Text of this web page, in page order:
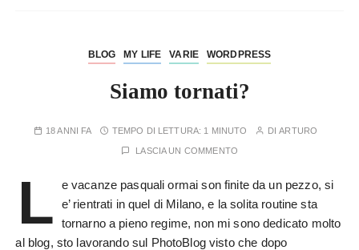
BLOG MY LIFE VARIE WORDPRESS
Siamo tornati?
18 ANNI FA TEMPO DI LETTURA: 1 MINUTO DIARTURO
LASCIA UN COMMENTO
L
e vacanze pasquali ormai son finite da un pezzo, si
e’ rientrati in quel di Milano, e la solita routine sta
tornarno a pieno regime, non mi sono dedicato molto
al blog, sto lavorando sul PhotoBlog visto che dopo